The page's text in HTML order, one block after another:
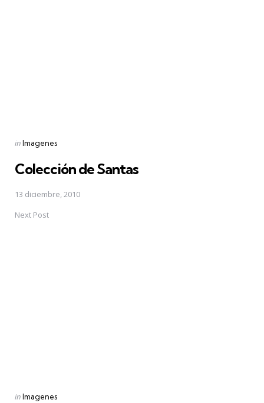
Posted
inImagenes
Colección de Santas
13 diciembre, 2010
Next Post
Posted
inImagenes